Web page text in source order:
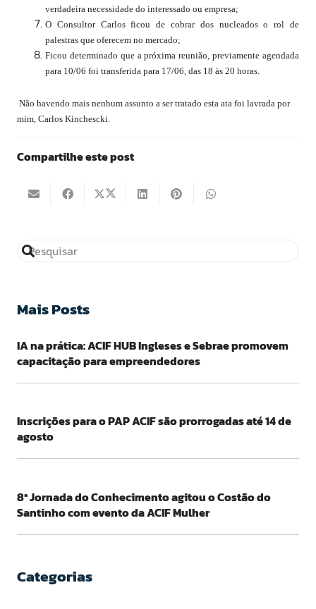
verdadeira necessidade do interessado ou empresa;
O Consultor Carlos ficou de cobrar dos nucleados o rol de
palestras que oferecem no mercado;
Ficou determinado que a próxima reunião, previamente agendada
para 10/06 foi transferida para 17/06, das 18 às 20 horas.
Não havendo mais nenhum assunto a ser tratado esta ata foi lavrada por
mim, Carlos Kinchescki.
Compartilhe este post
Mais Posts
IA na prática: ACIF HUB Ingleses e Sebrae promovem
capacitação para empreendedores
Inscrições para o PAP ACIF são prorrogadas até 14 de
agosto
8ª Jornada do Conhecimento agitou o Costão do
Santinho com evento da ACIF Mulher
Categorias